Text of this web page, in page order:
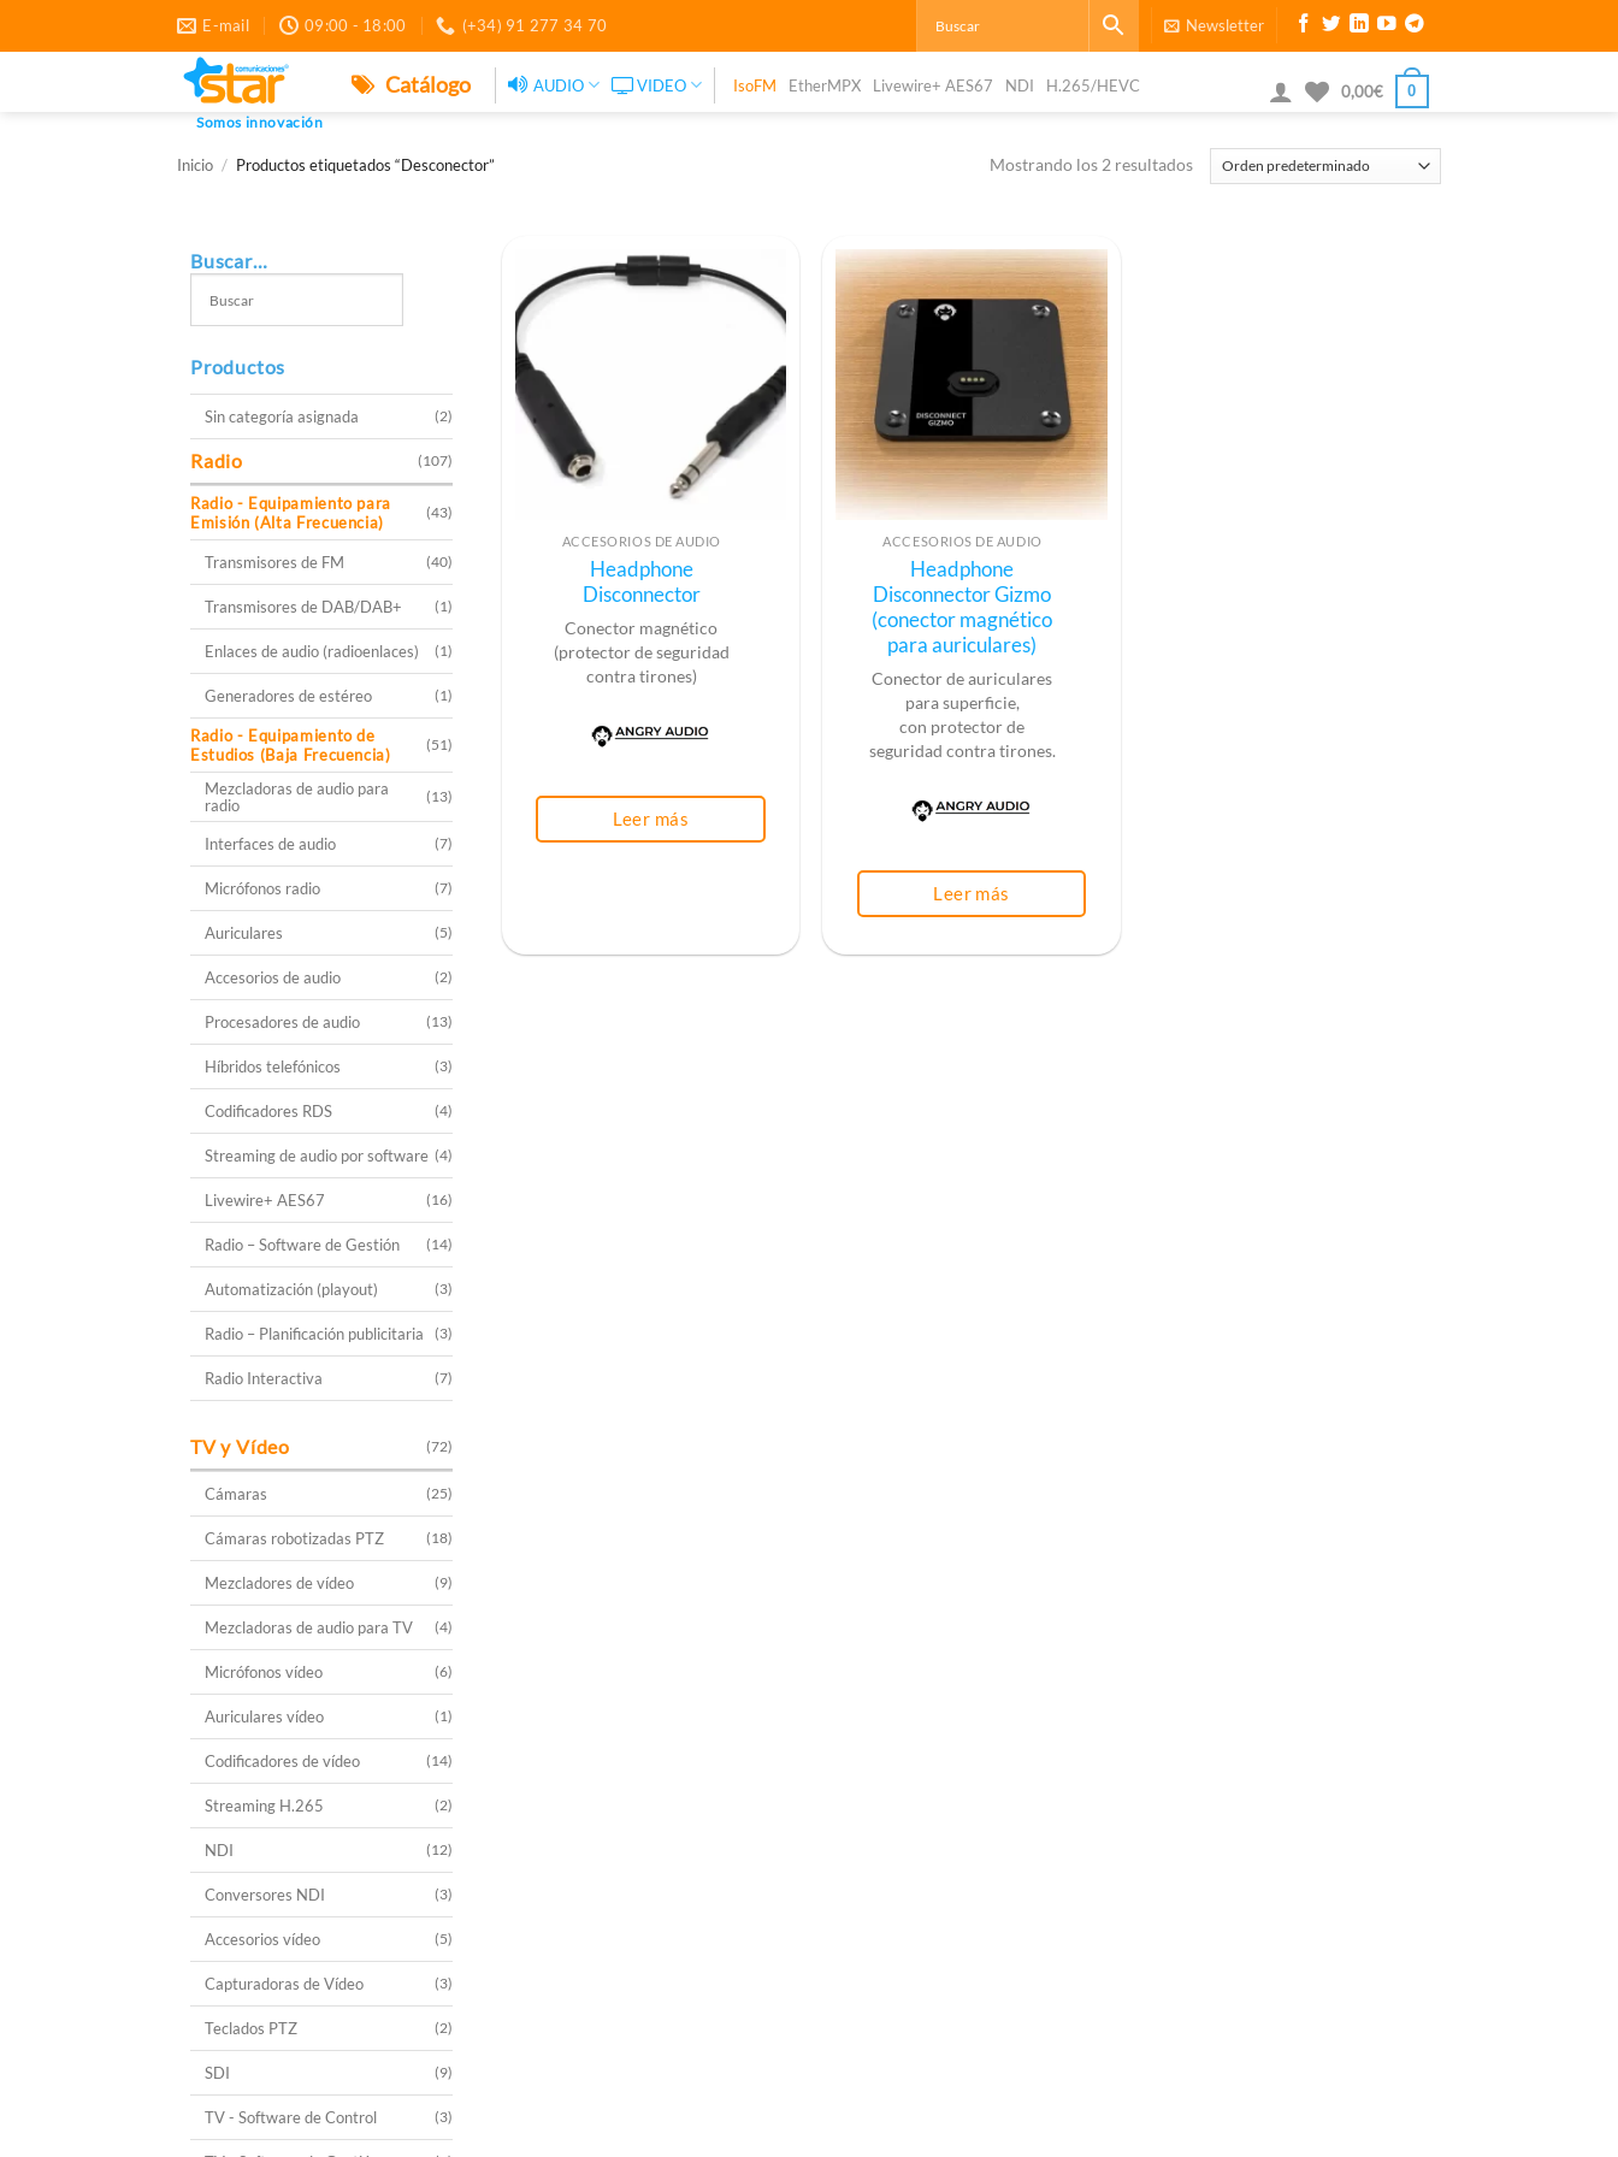
contenido
E-mail 09:00 - 18:00 (+34) 91 277 34 70 Newsletter
Somos innovación
Catálogo AUDIO VIDEO IsoFM EtherMPX Livewire+ AES67 NDI H.265/HEVC 0,00€ 0
Inicio / Productos etiquetados “Desconector” Mostrando los 2 resultados
Buscar…
Productos
Sin categoría asignada (2)
Radio (107)
Radio - Equipamiento para
Emisión (Alta Frecuencia)
(43)
Transmisores de FM (40)
Transmisores de DAB/DAB+ (1)
Enlaces de audio (radioenlaces) (1)
Generadores de estéreo (1)
Radio - Equipamiento de
Estudios (Baja Frecuencia)
(51)
Mezcladoras de audio para
radio
(13)
Interfaces de audio (7)
Micrófonos radio (7)
Auriculares (5)
Accesorios de audio (2)
Procesadores de audio (13)
Híbridos telefónicos (3)
Codificadores RDS (4)
Streaming de audio por software (4)
Livewire+ AES67 (16)
Radio – Software de Gestión (14)
Automatización (playout) (3)
Radio – Planificación publicitaria (3)
Radio Interactiva (7)
TV y Vídeo (72)
Cámaras (25)
Cámaras robotizadas PTZ (18)
Mezcladores de vídeo (9)
Mezcladoras de audio para TV (4)
Micrófonos vídeo (6)
Auriculares vídeo (1)
Codificadores de vídeo (14)
Streaming H.265 (2)
NDI (12)
Conversores NDI (3)
Accesorios vídeo (5)
Capturadoras de Vídeo (3)
Teclados PTZ (2)
SDI (9)
TV - Software de Control (3)
ACCESORIOS DE AUDIO
Headphone
Disconnector
Conector magnético
(protectorde seguridad
contra tirones)
Leer más
ACCESORIOS DE AUDIO
Headphone
Disconnector Gizmo
(conector magnético
para auriculares)
Conector de auriculares
para superficie,
con protectorde
seguridad contra tirones.
Leer más